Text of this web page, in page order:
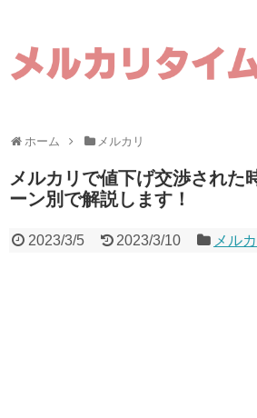
ホーム メルカリ
メルカリで値下げ交渉された
ーン別で解説します！
2023/3/5 2023/3/10 メル